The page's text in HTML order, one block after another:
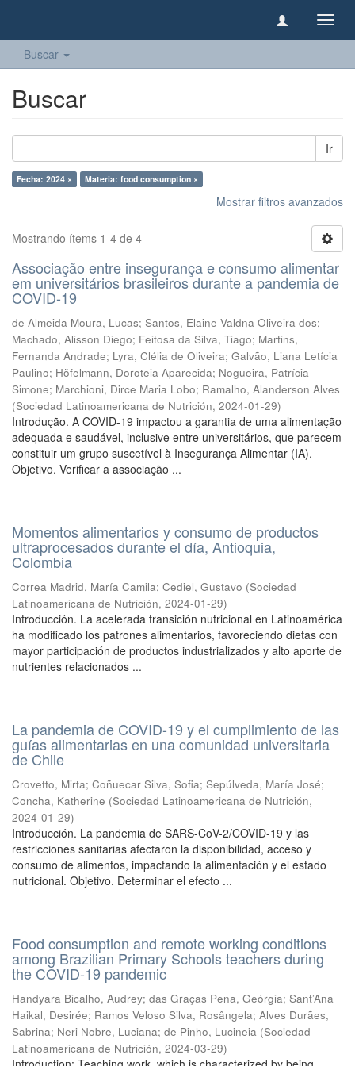
Buscar
Buscar
Ir
Fecha: 2024 × Materia: food consumption ×
Mostrar filtros avanzados
Mostrando ítems 1-4 de 4
Associação entre insegurança e consumo alimentar
em universitários brasileiros durante a pandemia de
COVID-19
de Almeida Moura, Lucas; Santos, Elaine Valdna Oliveira dos;
Machado, Alisson Diego; Feitosa da Silva, Tiago; Martins,
Fernanda Andrade; Lyra, Clélia de Oliveira; Galvão, Liana Letícia
Paulino; Höfelmann, Doroteia Aparecida; Nogueira, Patrícia
Simone; Marchioni, Dirce Maria Lobo; Ramalho, Alanderson Alves
(Sociedad Latinoamericana de Nutrición, 2024-01-29)
Introdução. A COVID-19 impactou a garantia de uma alimentação
adequada e saudável, inclusive entre universitários, que parecem
constituir um grupo suscetível à Insegurança Alimentar (IA).
Objetivo. Verificar a associação ...
Momentos alimentarios y consumo de productos
ultraprocesados durante el día, Antioquia,
Colombia
Correa Madrid, María Camila; Cediel, Gustavo (Sociedad
Latinoamericana de Nutrición, 2024-01-29)
Introducción. La acelerada transición nutricional en Latinoamérica
ha modificado los patrones alimentarios, favoreciendo dietas con
mayor participación de productos industrializados y alto aporte de
nutrientes relacionados ...
La pandemia de COVID-19 y el cumplimiento de las
guías alimentarias en una comunidad universitaria
de Chile
Crovetto, Mirta; Coñuecar Silva, Sofia; Sepúlveda, María José;
Concha, Katherine (Sociedad Latinoamericana de Nutrición,
2024-01-29)
Introducción. La pandemia de SARS-CoV-2/COVID-19 y las
restricciones sanitarias afectaron la disponibilidad, acceso y
consumo de alimentos, impactando la alimentación y el estado
nutricional. Objetivo. Determinar el efecto ...
Food consumption and remote working conditions
among Brazilian Primary Schools teachers during
the COVID-19 pandemic
Handyara Bicalho, Audrey; das Graças Pena, Geórgia; Sant’Ana
Haikal, Desirée; Ramos Veloso Silva, Rosângela; Alves Durães,
Sabrina; Neri Nobre, Luciana; de Pinho, Lucineia (Sociedad
Latinoamericana de Nutrición, 2024-03-29)